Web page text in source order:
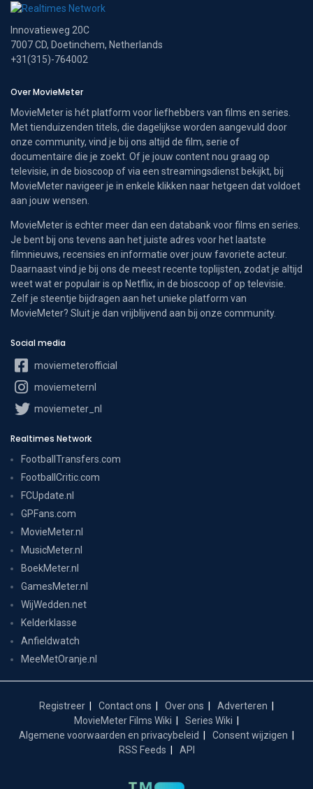
Innovatieweg 20C
7007 CD, Doetinchem, Netherlands
+31(315)-764002
Over MovieMeter
MovieMeter is hét platform voor liefhebbers van films en series.
Met tienduizenden titels, die dagelijkse worden aangevuld door
onze community, vind je bij ons altijd de film, serie of
documentaire die je zoekt. Of je jouw content nou graag op
televisie, in de bioscoop of via een streamingsdienst bekijkt, bij
MovieMeter navigeer je in enkele klikken naar hetgeen dat voldoet
aan jouw wensen.
MovieMeter is echter meer dan een databank voor films en series.
Je bent bij ons tevens aan het juiste adres voor het laatste
filmnieuws, recensies en informatie over jouw favoriete acteur.
Daarnaast vind je bij ons de meest recente toplijsten, zodat je altijd
weet wat er populair is op Netflix, in de bioscoop of op televisie.
Zelf je steentje bijdragen aan het unieke platform van
MovieMeter? Sluit je dan vrijblijvend aan bij onze community.
Social media
moviemeterofficial
moviemeternl
moviemeter_nl
Realtimes Network
FootballTransfers.com
FootballCritic.com
FCUpdate.nl
GPFans.com
MovieMeter.nl
MusicMeter.nl
BoekMeter.nl
GamesMeter.nl
WijWedden.net
Kelderklasse
Anfieldwatch
MeeMetOranje.nl
Registreer Contact ons Over ons
Adverteren
MovieMeter Films Wiki
Series Wiki
Algemene voorwaarden en privacybeleid
Consent wijzigen
RSS Feeds
API